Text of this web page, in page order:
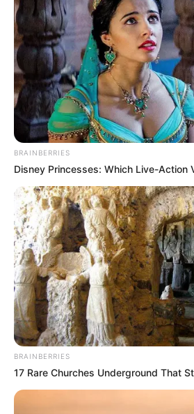
hogyvolt.co - 2026 |Adatvédelem